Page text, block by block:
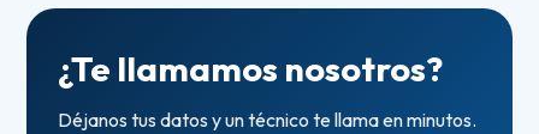
¿Te llamamos nosotros?
Déjanos tus datos y un técnico te llama en minutos.